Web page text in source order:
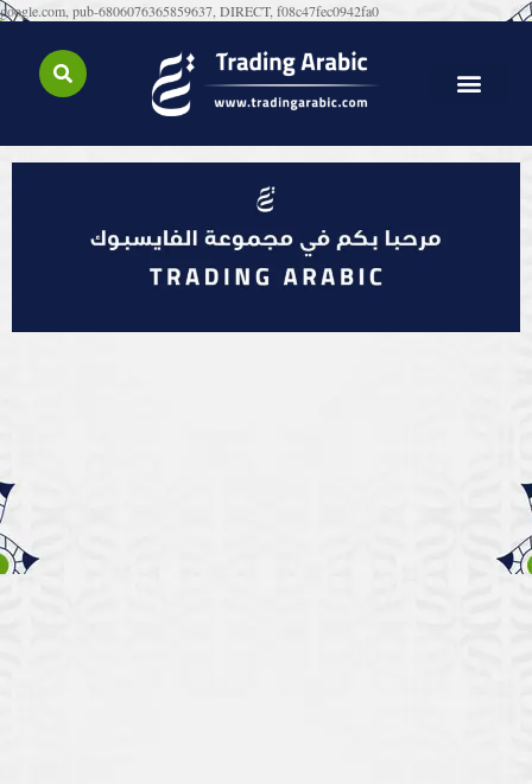
google.com, pub-6806076365859637, DIRECT, f08c47fec0942fa0